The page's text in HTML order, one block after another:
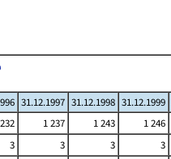
31.12.1997 31.12.1998 31.12.1999
1 237 1 243 1 246
3 3 3 3